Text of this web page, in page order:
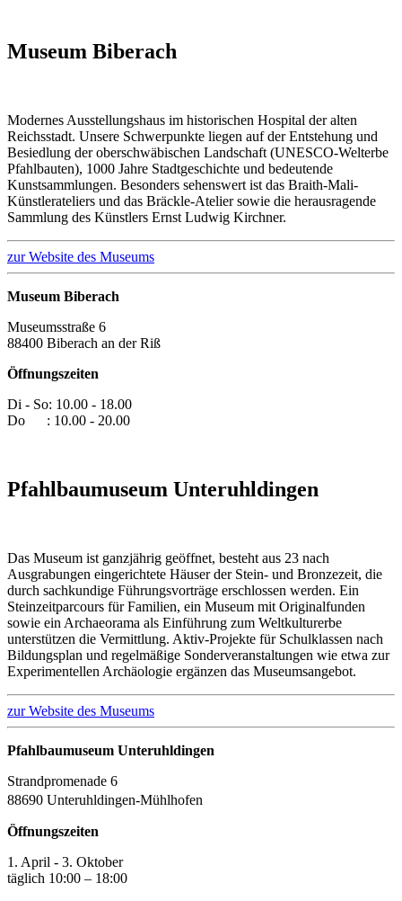
Museum Biberach
Modernes Ausstellungshaus im historischen Hospital der alten
Reichsstadt. Unsere Schwerpunkte liegen auf der Entstehung und
Besiedlung der oberschwäbischen Landschaft (UNESCO-Welterbe
Pfahlbauten), 1000 Jahre Stadtgeschichte und bedeutende
Kunstsammlungen. Besonders sehenswert ist das Braith-Mali-
Künstlerateliers und das Bräckle-Atelier sowie die herausragende
Sammlung des Künstlers Ernst Ludwig Kirchner.
zur Website des Museums
Museum Biberach
Museumsstraße 6
88400 Biberach an der Riß
Öffnungszeiten
Di - So: 10.00 - 18.00
Do : 10.00 - 20.00
Pfahlbaumuseum Unteruhldingen
Das Museum ist ganzjährig geöffnet, besteht aus 23 nach
Ausgrabungen eingerichtete Häuser der Stein- und Bronzezeit, die
durch sachkundige Führungsvorträge erschlossen werden. Ein
Steinzeitparcours für Familien, ein Museum mit Originalfunden
sowie ein Archaeorama als Einführung zum Weltkulturerbe
unterstützen die Vermittlung. Aktiv-Projekte für Schulklassen nach
Bildungsplan und regelmäßige Sonderveranstaltungen wie etwa zur
Experimentellen Archäologie ergänzen das Museumsangebot.
zur Website des Museums
Pfahlbaumuseum Unteruhldingen
Strandpromenade 6
88690 Unteruhldingen-Mühlhofen
Öffnungszeiten
1. April - 3. Oktober
täglich 10:00 – 18:00